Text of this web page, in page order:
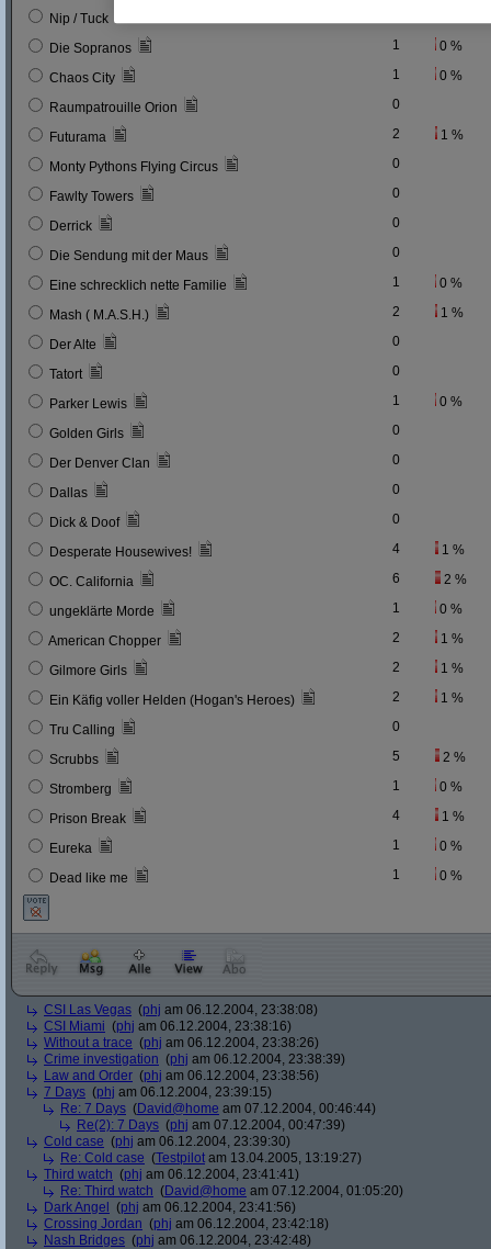
Nip / Tuck
Die Sopranos 1 0 %
Chaos City 1 0 %
Raumpatrouille Orion 0
Futurama 2 1 %
Monty Pythons Flying Circus 0
Fawlty Towers 0
Derrick 0
Die Sendung mit der Maus 0
Eine schrecklich nette Familie 1 0 %
Mash ( M.A.S.H.) 2 1 %
Der Alte 0
Tatort 0
Parker Lewis 1 0 %
Golden Girls 0
Der Denver Clan 0
Dallas 0
Dick & Doof 0
Desperate Housewives! 4 1 %
OC. California 6 2 %
ungeklärte Morde 1 0 %
American Chopper 2 1 %
Gilmore Girls 2 1 %
Ein Käfig voller Helden (Hogan's Heroes) 2 1 %
Tru Calling 0
Scrubbs 5 2 %
Stromberg 1 0 %
Prison Break 4 1 %
Eureka 1 0 %
Dead like me 1 0 %
CSI Las Vegas (phj am 06.12.2004, 23:38:08)
CSI Miami (phj am 06.12.2004, 23:38:16)
Without a trace (phj am 06.12.2004, 23:38:26)
Crime investigation (phj am 06.12.2004, 23:38:39)
Law and Order (phj am 06.12.2004, 23:38:56)
7 Days (phj am 06.12.2004, 23:39:15)
Re: 7 Days (David@home am 07.12.2004, 00:46:44)
Re(2): 7 Days (phj am 07.12.2004, 00:47:39)
Cold case (phj am 06.12.2004, 23:39:30)
Re: Cold case (Testpilot am 13.04.2005, 13:19:27)
Third watch (phj am 06.12.2004, 23:41:41)
Re: Third watch (David@home am 07.12.2004, 01:05:20)
Dark Angel
(phj am 06.12.2004, 23:41:56)
Crossing Jordan (phj am 06.12.2004, 23:42:18)
Nash Bridges (phj am 06.12.2004, 23:42:48)